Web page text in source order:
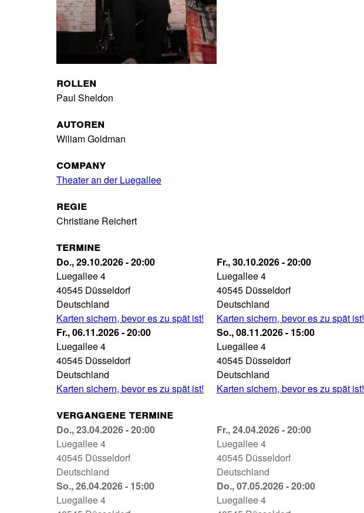
Rollen
Paul Sheldon
Autoren
Wiliam Goldman
Company
Theater an der Luegallee
Regie
Christiane Reichert
Termine
Misery
Theater
an
der
Luegallee
29.10.2026
-
20:00
Do., 29.10.2026 - 20:00
Luegallee 4
40545 Düsseldorf
Deutschland
Karten sichern, bevor es zu spät ist!
Misery
Theater
an
der
Luegallee
30.10.2026
-
20:00
Fr., 30.10.2026 - 20:00
Luegallee 4
40545 Düsseldorf
Deutschland
Karten sichern, bevor es zu spät ist!
Misery
Theater
an
der
Luegallee
-
20:00
Fr., 06.11.2026 - 20:00
Luegallee 4
40545 Düsseldorf
Deutschland
Karten sichern, bevor es zu spät ist!
Misery
Theater
an
der
Luegallee
15:00
So., 08.11.2026 - 15:00
Luegallee 4
40545 Düsseldorf
Deutschland
Karten sichern, bevor es zu spät ist!
Vergangene Termine
Misery
Theater
an
der
Luegallee
23.04.2026
Do., 23.04.2026 - 20:00
Luegallee 4
40545 Düsseldorf
Deutschland
Misery
Theater
an
der
Luegallee
24.04.2026
Fr., 24.04.2026 - 20:00
Luegallee 4
40545 Düsseldorf
Deutschland
Misery
Theater
So., 26.04.2026 - 15:00
Luegallee 4
Misery
Theater
Do., 07.05.2026 - 20:00
Luegallee 4